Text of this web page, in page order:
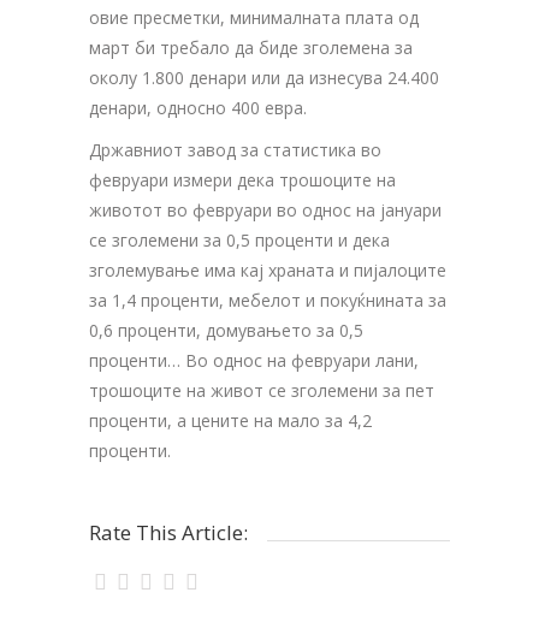
овие пресметки, минималната плата од
март би требало да биде зголемена за
околу 1.800 денари или да изнесува 24.400
денари, односно 400 евра.
Државниот завод за статистика во
февруари измери дека трошоците на
животот во февруари во однос на јануари
се зголемени за 0,5 проценти и дека
зголемување има кај храната и пијалоците
за 1,4 проценти, мебелот и покуќнината за
0,6 проценти, домувањето за 0,5
проценти… Во однос на февруари лани,
трошоците на живот се зголемени за пет
проценти, а цените на мало за 4,2
проценти.
Rate This Article: